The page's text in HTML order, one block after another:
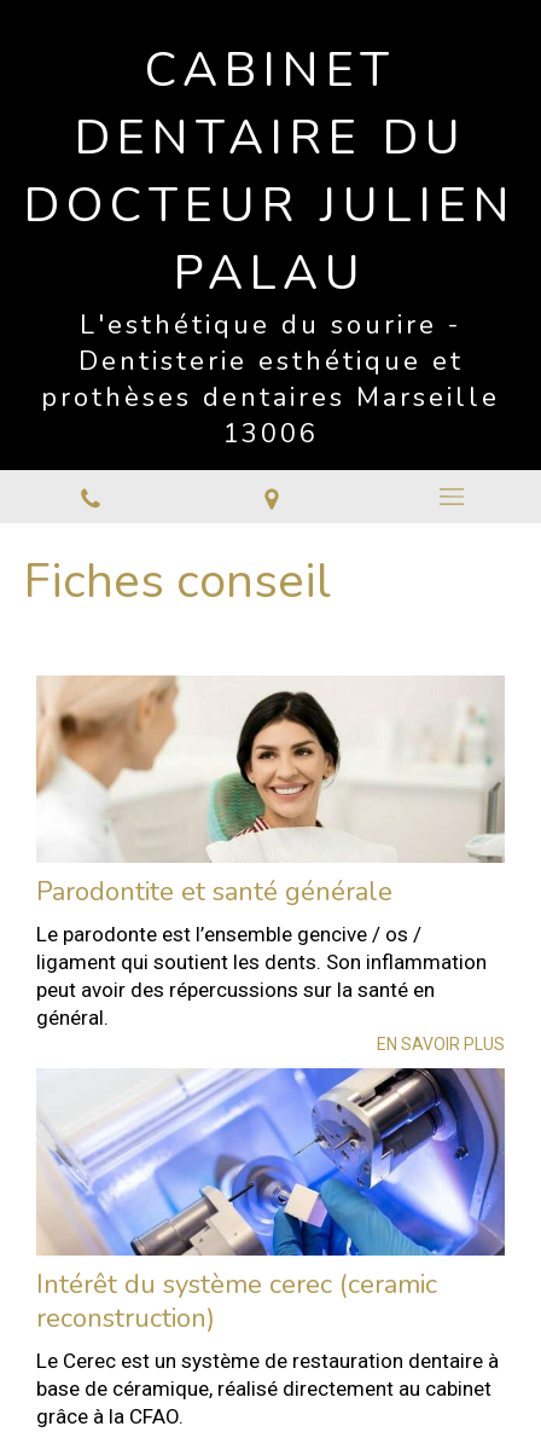
CABINET
DENTAIRE DU
DOCTEUR JULIEN
PALAU
L'esthétique du sourire -
Dentisterie esthétique et
prothèses dentaires Marseille
13006
Fiches conseil
Parodontite et santé générale
Le parodonte est l’ensemble gencive / os /
ligament qui soutient les dents. Son inflammation
peut avoir des répercussions sur la santé en
général.
EN SAVOIR PLUS
Intérêt du système cerec (ceramic
reconstruction)
Le Cerec est un système de restauration dentaire à
base de céramique, réalisé directement au cabinet
grâce à la CFAO.